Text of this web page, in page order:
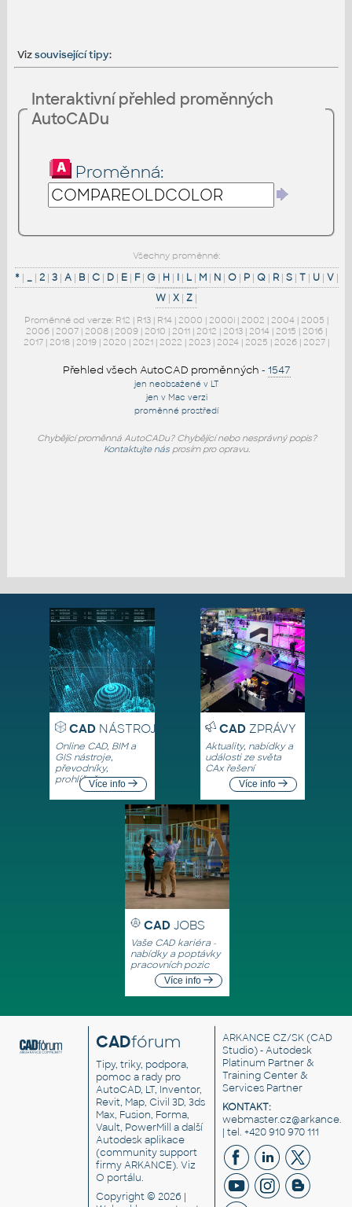
Vizsouvisející tipy:
Interaktivní přehled proměnných
AutoCADu
Proměnná:
Všechny proměnné:
*| _| 2| 3| A| B| C| D| E| F| G| H | I| L| M| N| O| P| Q| R| S| T| U| V|
W | X | Z |
Proměnné od verze: R12 | R13 | R14 | 2000 | 2000i | 2002 | 2004 | 2005 |
2006 | 2007 | 2008 | 2009 | 2010 | 2011 | 2012 | 2013 | 2014 | 2015 | 2016 |
2017 | 2018 | 2019 | 2020 | 2021 | 2022 | 2023 | 2024 | 2025 | 2026 | 2027 |
Přehled všech AutoCAD proměnných - 1547
jen neobsažené v LT
jen v Mac verzi
proměnné prostředí
Chybějící proměnná AutoCADu? Chybějící nebo nesprávný popis?
Kontaktujte násprosím pro opravu.
CADNÁSTROJE
Online CAD, BIM a
GIS nástroje,
převodníky,
prohlížečeVíce info
CADZPRÁVY
Aktuality, nabídky a
události ze světa
CAx řešení
Více info
CAD JOBS
Vaše CAD kariéra -
nabídky a poptávky
pracovních pozic
Více info
CADfórum
Tipy, triky, podpora,
pomoc a rady pro
AutoCAD, LT, Inventor,
Revit, Map, Civil 3D, 3ds
Max, Fusion, Forma,
Vault, PowerMill a další
Autodesk aplikace
(community support
firmy ARKANCE). Viz
O portálu.
Copyright © 2026 |
ARKANCE CZ/SK(CAD
Studio) - Autodesk
Platinum Partner &
Training Center &
Services Partner
KONTAKT:
| tel. +420 910 970 111